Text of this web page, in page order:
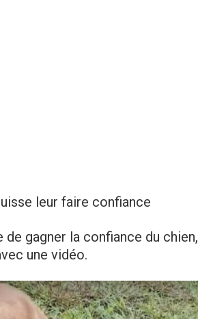
leur faire confiance
de gagner la confiance du chien,
une vidéo.